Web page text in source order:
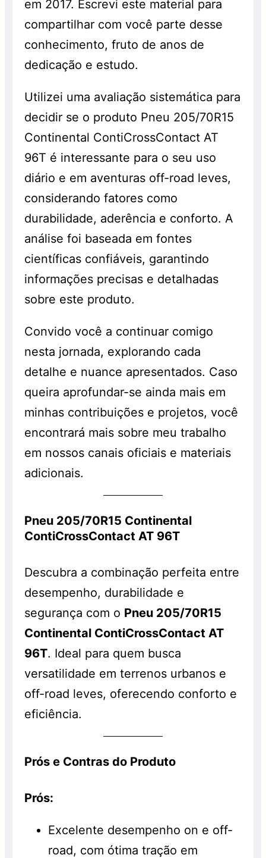
em 2017. Escrevi este material para
compartilhar com você parte desse
conhecimento, fruto de anos de
dedicação e estudo.
Utilizei uma avaliação sistemática para
decidir se o produto Pneu 205/70R15
Continental ContiCrossContact AT
96T é interessante para o seu uso
diário e em aventuras off-road leves,
considerando fatores como
durabilidade, aderência e conforto. A
análise foi baseada em fontes
científicas confiáveis, garantindo
informações precisas e detalhadas
sobre este produto.
Convido você a continuar comigo
nesta jornada, explorando cada
detalhe e nuance apresentados. Caso
queira aprofundar-se ainda mais em
minhas contribuições e projetos, você
encontrará mais sobre meu trabalho
em nossos canais oficiais e materiais
adicionais.
Pneu 205/70R15 Continental
ContiCrossContact AT 96T
Descubra a combinação perfeita entre
desempenho, durabilidade e
segurança com o Pneu 205/70R15
Continental ContiCrossContact AT
96T. Ideal para quem busca
versatilidade em terrenos urbanos e
off-road leves, oferecendo conforto e
eficiência.
Prós e Contras do Produto
Prós:
Excelente desempenho on e off-
road, com ótima tração em